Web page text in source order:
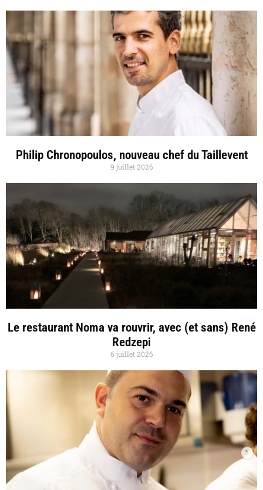
Philip Chronopoulos, nouveau chef du Taillevent
9 juillet 2026
Le restaurant Noma va rouvrir, avec (et sans) René
Redzepi
6 juillet 2026